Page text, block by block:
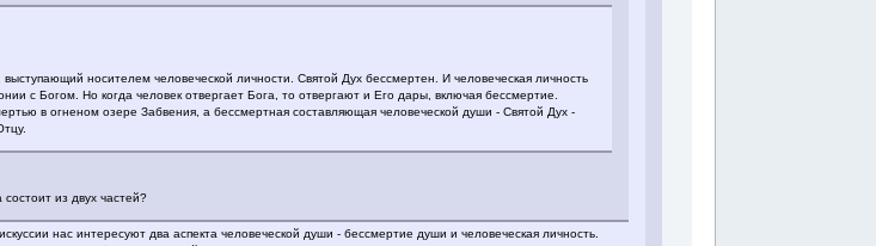
носителем человеческой личности. Святой Дух бессмертен. И человеческая личность
с Богом. Но когда человек отвергает Бога, то отвергают и Его дары, включая бессмертие.
в огненом озере Забвения, а бессмертная составляющая человеческой души - Святой Дух -
из двух частей?
нас интересуют два аспекта человеческой души - бессмертие души и человеческая личность.